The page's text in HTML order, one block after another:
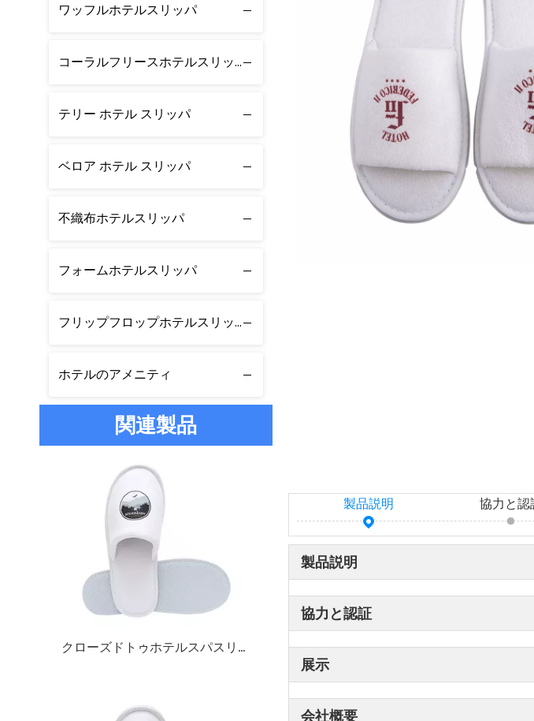
ワッフルホテルスリッパ
コーラルフリースホテルスリッパ
テリー ホテル スリッパ
ベロア ホテル スリッパ
不織布ホテルスリッパ
フォームホテルスリッパ
フリップフロップホテルスリッパ
ホテルのアメニティ
関連製品
クローズドトゥホテルスパスリッパ – ソフト使い捨てゲスト用スリッパバルク供給およびカスタムメーカー
製品説明 協力と認
製品説明
協力と認証
展示
会社概要